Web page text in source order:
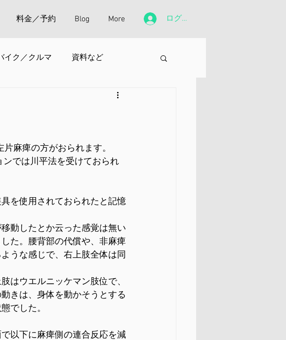
料金／予約 Blog More ログイン
イク／クルマ 資料など
麻痺の方がおられます。
では川平法を受けておられ
を使用されておられたと記憶
動したとか云った感覚は無い
た。腰背部の代償や、非麻痺
うな感じで、右上肢全体は同
はウエルニッケマン肢位で、
きは、身体を動かそうとする
でした。
以下に麻痺側の連合反応を減